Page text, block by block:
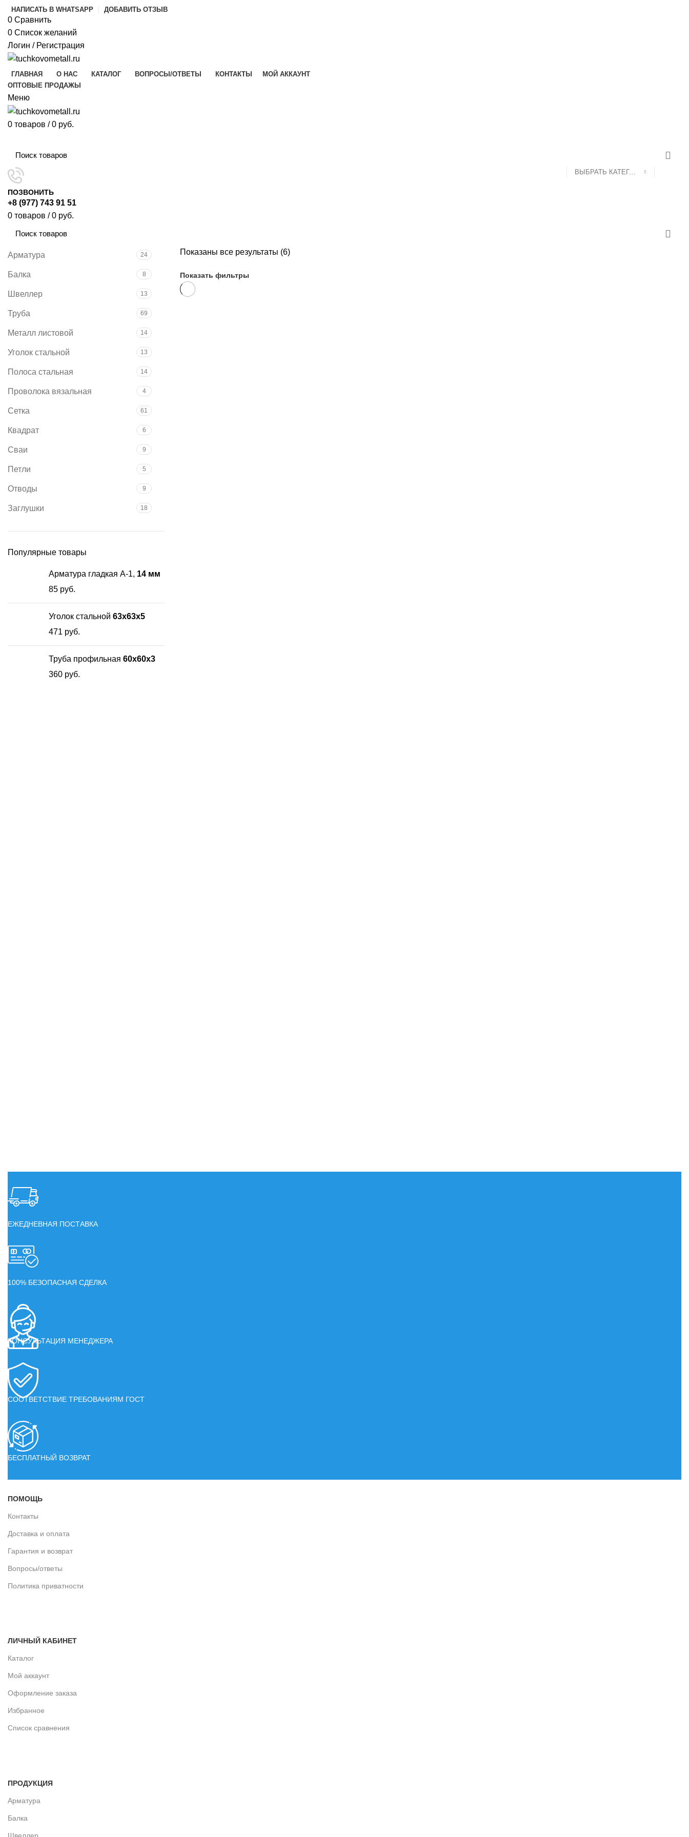
НАПИСАТЬ В WHATSAPP ДОБАВИТЬ ОТЗЫВ
0 Сравнить
0 Список желаний
Логин / Регистрация
ГЛАВНАЯ О НАС КАТАЛОГ ВОПРОСЫ/ОТВЕТЫ КОНТАКТЫ
МОЙ АККАУНТ
ОПТОВЫЕ ПРОДАЖЫ
Меню
0 товаров / 0 руб.
ВЫБРАТЬ КАТЕГОРИЮ
ПОЗВОНИТЬ
+8 (977) 743 91 51
0 товаров / 0 руб.
Арматура 24
Балка 8
Швеллер 13
Труба 69
Металл листовой 14
Уголок стальной 13
Полоса стальная 14
Проволока вязальная 4
Сетка 61
Квадрат 6
Сваи 9
Петли 5
Отводы 9
Заглушки 18
Популярные товары
Арматура гладкая А-1, 14 мм
85 руб.
Уголок стальной 63х63х5
471 руб.
Труба профильная 60х60х3
360 руб.
Показаны все результаты (6)
Показать фильтры
ЕЖЕДНЕВНАЯ ПОСТАВКА
100% БЕЗОПАСНАЯ СДЕЛКА
КОНСУЛЬТАЦИЯ МЕНЕДЖЕРА
СООТВЕТСТВИЕ ТРЕБОВАНИЯМ ГОСТ
БЕСПЛАТНЫЙ ВОЗВРАТ
ПОМОЩЬ
Контакты
Доставка и оплата
Гарантия и возврат
Вопросы/ответы
Политика приватности
ЛИЧНЫЙ КАБИНЕТ
Каталог
Мой аккаунт
Оформление заказа
Избранное
Список сравнения
ПРОДУКЦИЯ
Арматура
Балка